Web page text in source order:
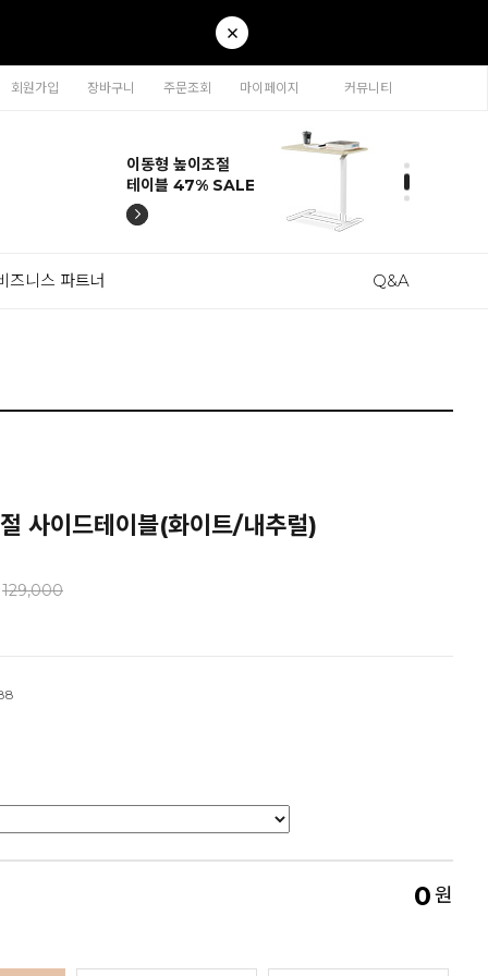
회원가입 장바구니 주문조회 마이페이지 커뮤니티
티나 인테리어의자
57% SALE
카라 연결형책장
65% SALE
이동형 높이조절
테이블 47% SALE
티나 인테리어의자
57% SALE
카라 연결형책장
65% SALE
즈니스 파트너 Q&A
사이드테이블(화이트/내추럴)
129,000
0원